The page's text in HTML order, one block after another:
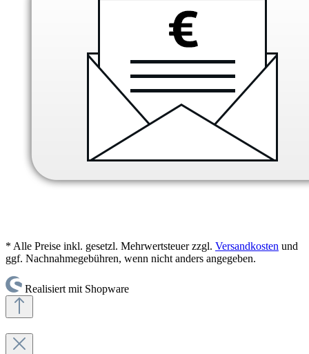
* Alle Preise inkl. gesetzl. Mehrwertsteuer zzgl. Versandkosten und
ggf. Nachnahmegebühren, wenn nicht anders angegeben.
Realisiert mit Shopware